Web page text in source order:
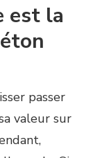
est la
passer
valeur sur